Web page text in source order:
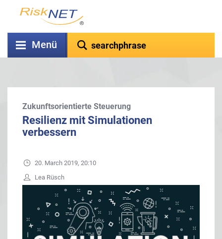
Menü
Zukunftsorientierte Steuerung
Resilienz mit Simulationen
verbessern
20. March 2019, 20:10
Lea Rüsch